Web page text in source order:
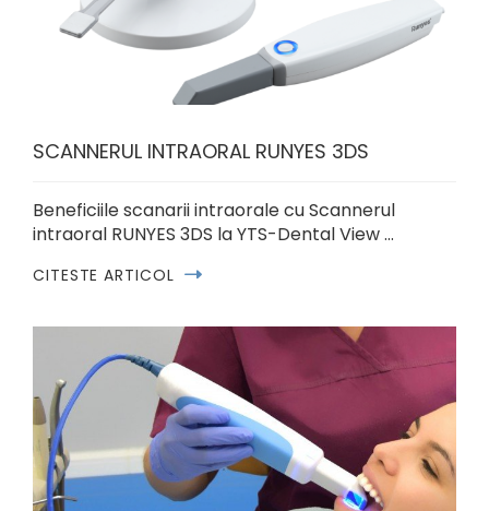
SCANNERUL INTRAORAL RUNYES 3DS
Beneficiile scanarii intraorale cu Scannerul
intraoral RUNYES 3DS la YTS-Dental View …
CITESTE ARTICOL